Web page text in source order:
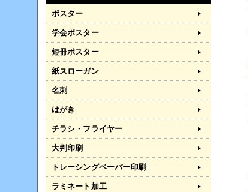
ポスター
学会ポスター
短冊ポスター
紙スローガン
名刺
はがき
チラシ・フライヤー
大判印刷
トレーシングペーパー印刷
ラミネート加工